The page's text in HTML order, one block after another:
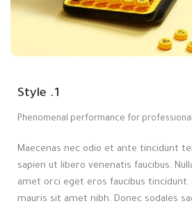
1. Style
Phenomenal performance for
Maecenas nec odio et ante tincidunt
sapien ut libero venenatis faucibus.
amet orci eget eros faucibus tincidunt.
mauris sit amet nibh. Donec sodales